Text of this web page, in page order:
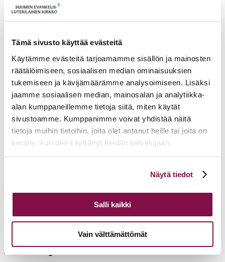
Tämä sivusto käyttää evästeitä
Käytämme evästeitä tarjoamamme sisällön ja mainosten
räätälöimiseen, sosiaalisen median ominaisuuksien
tukemiseen ja kävijämäärämme analysoimiseen. Lisäksi
jaamme sosiaalisen median, mainosalan ja analytiikka-
alan kumppaneillemme tietoja siitä, miten käytät
sivustoamme. Kumppanimme voivat yhdistää näitä
tietoja muihin tietoihin, joita olet antanut heille tai joita on
kerätty, kun olet käyttänyt heidän palvelujaan.
linkistä.
Näytä tiedot
Salli kaikki
Vain välttämättömät
ohjelman.
illallinen 60e
Majoitus:
Majoittujat varaavat huoneensa itse osoitteessaScandichotels
varauskoodilla BHII040425 nettisivuilla tai puhelimitse
varauspalvelusta +358 200 81800.
Yhden hengen huone 120e
Kahden hengen huone 140e
Huoneet ovat varattavissa 21.03.2025 mennessä (kiintiö 50
huonetta) tai hotellin varaustilanteen mukaan. Maksutapana kortti-
Ilmoittautumisten peruutusehdot | Tampereen hiippakunta
Lisätietoja